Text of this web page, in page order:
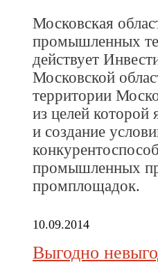
Московская
промышленных
действует
Московской
территории
из целей которой
и создание
промышленных
промплощадок.
10.09.2014
Выгодно